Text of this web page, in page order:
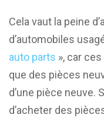
Cela vaut la peine
d’automobiles
auto parts », car
que des pièces
d’une pièce neuve.
d’acheter des